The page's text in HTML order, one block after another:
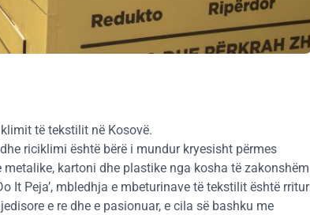
të tekstilit në Kosovë.
riciklimi është bërë i mundur kryesisht përmes
kartoni dhe plastike nga kosha të zakonshëm
It Peja’, mbledhja e mbeturinave të tekstilit është rritur
e re dhe e pasionuar, e cila së bashku me